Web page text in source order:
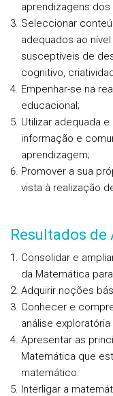
aprendizagens dos
Seleccionar
adequados ao
susceptíveis de
cognitivo,
Empenhar-se na
educacional;
Utilizar adequada
informação e
aprendizagem;
Promover a sua
vista à realização
Resultados de
Consolidar e
da Matemática
Adquirir noções
Conhecer e
análise
Apresentar as
Matemática que
matemático.
Interligar a